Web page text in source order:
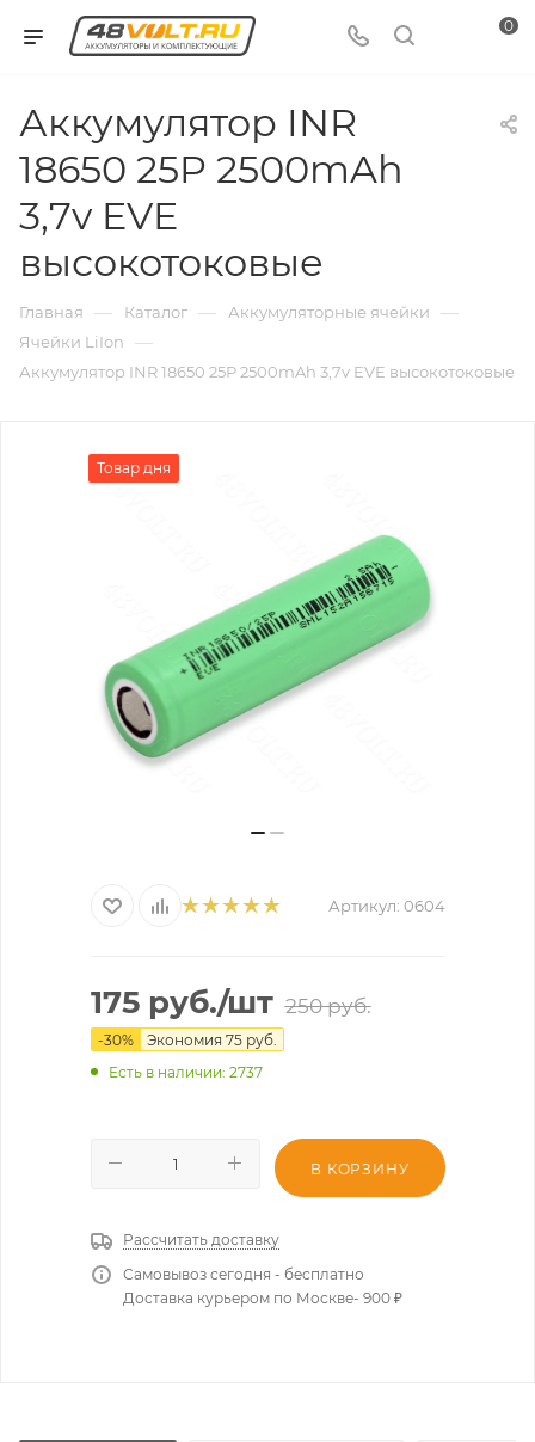
0
Аккумулятор INR
18650 25P 2500mAh
3,7v EVE
высокотоковые
Главная — Каталог — Аккумуляторные ячейки —
Ячейки LiIon —
Аккумулятор INR 18650 25P 2500mAh 3,7v EVE высокотоковые
Товар дня
Артикул: 0604
175руб./шт 250руб.
-30% Экономия 75руб.
Есть в наличии: 2737
В КОРЗИНУ
Рассчитать доставку
Самовывоз сегодня - бесплатно
Доставка курьером по Москве- 900 ₽